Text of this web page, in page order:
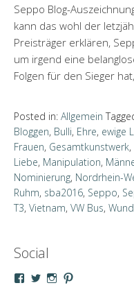
Seppo Blog-
kann das wohl der
Preisträger erklären,
um irgend eine
Folgen für den Sieger
Posted in: Allgemein
Bloggen, Bulli, Ehre, ewige
Frauen, Gesamtkunstwerk,
Liebe, Manipulation,
Nominierung, Nordrhein-
Ruhm, sba2016, Seppo,
T3, Vietnam, VW Bus,
Social
ProfilProfilProfilProfil